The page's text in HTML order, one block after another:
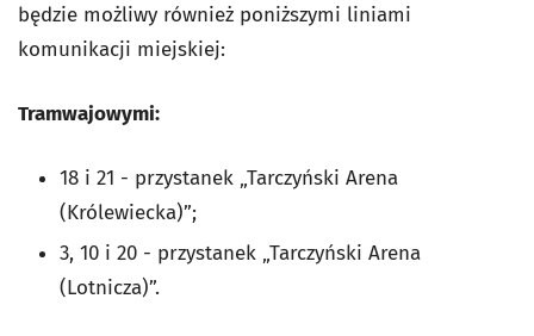
będzie możliwy również poniższymi liniami
komunikacji miejskiej:
Tramwajowymi:
18 i 21 - przystanek „Tarczyński Arena
(Królewiecka)”;
3, 10 i 20 - przystanek „Tarczyński Arena
(Lotnicza)”.